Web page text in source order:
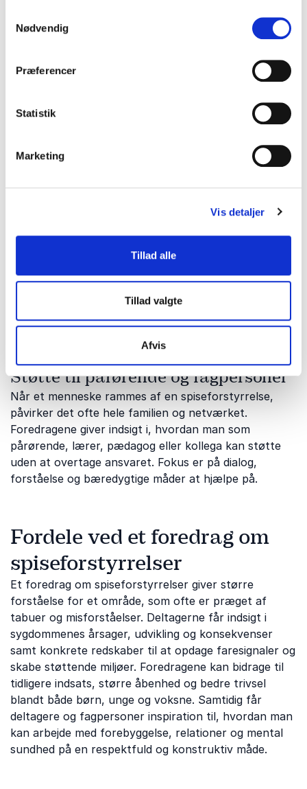
Nødvendig
Præferencer
Statistik
Marketing
Vis detaljer
Tillad alle
Tillad valgte
Afvis
sociale påvirkninger
Mange spiseforstyrrelser hænger tæt sammen med
Lotte
Rubæksætter fokus på, hvordan sociale medier,
unges trivsel og selvopfattelse, og hvordan man kan
udfordringer, og hvad skal der til for at finde håb og
Mathilde Falchdeler sin personlige
fortælling om psykisk sårbarhed, modstandskraft og
vejen gennem svære perioder. Hendes foredrag
skaber refleksion, genkendelse og håb hos både unge
og voksne.
Støtte til pårørende og fagpersoner
Når et menneske rammes af en spiseforstyrrelse,
påvirker det ofte hele familien og netværket.
Foredragene giver indsigt i, hvordan man som
pårørende, lærer, pædagog eller kollega kan støtte
uden at overtage ansvaret. Fokus er på dialog,
forståelse og bæredygtige måder at hjælpe på.
Fordele ved et foredrag om
spiseforstyrrelser
Et foredrag om spiseforstyrrelser giver større
forståelse for et område, som ofte er præget af
tabuer og misforståelser. Deltagerne får indsigt i
sygdommenes årsager, udvikling og konsekvenser
samt konkrete redskaber til at opdage faresignaler og
skabe støttende miljøer. Foredragene kan bidrage til
tidligere indsats, større åbenhed og bedre trivsel
blandt både børn, unge og voksne. Samtidig får
deltagere og fagpersoner inspiration til, hvordan man
kan arbejde med forebyggelse, relationer og mental
sundhed på en respektfuld og konstruktiv måde.